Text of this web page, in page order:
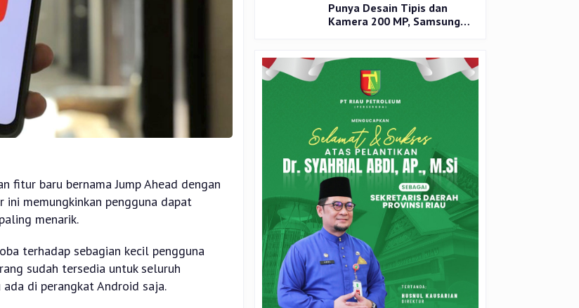
fitur baru bernama Jump Ahead dengan
memungkinkan pengguna dapat
menarik.
terhadap sebagian kecil pengguna
sudah tersedia untuk seluruh
ada di perangkat Android saja.
Punya Desain Tipis dan
Kamera 200 MP, Samsung